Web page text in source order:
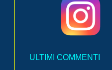
ULTIMI COMMENTI